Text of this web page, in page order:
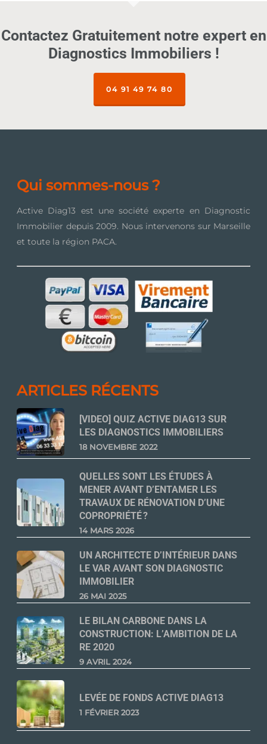
Contactez Gratuitement notre expert en
Diagnostics Immobiliers !
04 91 49 74 80
Qui sommes-nous ?
Active Diag13 est une société experte en Diagnostic
Immobilier depuis 2009. Nous intervenons sur Marseille
et toute la région PACA.
ARTICLES RÉCENTS
[VIDEO] QUIZ ACTIVE DIAG13 SUR
LES DIAGNOSTICS IMMOBILIERS
18 NOVEMBRE 2022
QUELLES SONT LES ÉTUDES À
MENER AVANT D’ENTAMER LES
TRAVAUX DE RÉNOVATION D’UNE
COPROPRIÉTÉ ?
14 MARS 2026
UN ARCHITECTE D’INTÉRIEUR DANS
LE VAR AVANT SON DIAGNOSTIC
IMMOBILIER
26 MAI 2025
LE BILAN CARBONE DANS LA
CONSTRUCTION: L’AMBITION DE LA
RE 2020
9 AVRIL 2024
LEVÉE DE FONDS ACTIVE DIAG13
1 FÉVRIER 2023